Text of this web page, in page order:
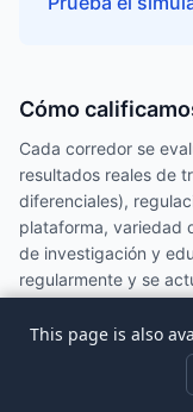
Cómo
Cada corredor se
resultados reales de
diferenciales),
plataforma, variedad
de investigación y
regularmente y se
This page is also